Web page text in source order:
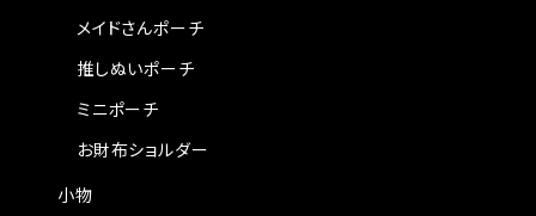
メイドさんポーチ
推しぬいポーチ
ミニポーチ
お財布ショルダー
小物